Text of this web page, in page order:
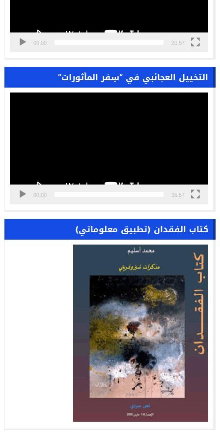
00:00 20:57
التخييل العجائبي في “سِفر المأثورات”
مشغل
00:00 26:57
كتاب الفقدان (تطبيق معلوماتي)